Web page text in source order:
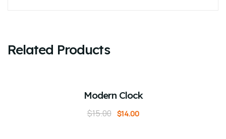
Related Products
Modern Clock
$15.00 $14.00